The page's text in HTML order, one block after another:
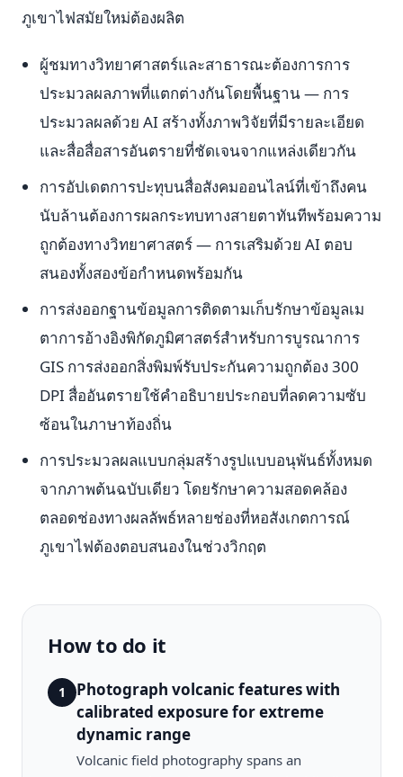
ภูเขาไฟสมัยใหม่ต้องผลิต
ผู้ชมทางวิทยาศาสตร์และสาธารณะต้องการการ
ประมวลผลภาพที่แตกต่างกันโดยพื้นฐาน — การ
ประมวลผลด้วย AI สร้างทั้งภาพวิจัยที่มีรายละเอียด
และสื่อสื่อสารอันตรายที่ชัดเจนจากแหล่งเดียวกัน
การอัปเดตการปะทุบนสื่อสังคมออนไลน์ที่เข้าถึงคน
นับล้านต้องการผลกระทบทางสายตาทันทีพร้อมความ
ถูกต้องทางวิทยาศาสตร์ — การเสริมด้วย AI ตอบ
สนองทั้งสองข้อกำหนดพร้อมกัน
การส่งออกฐานข้อมูลการติดตามเก็บรักษาข้อมูลเม
ตาการอ้างอิงพิกัดภูมิศาสตร์สำหรับการบูรณาการ
GIS การส่งออกสิ่งพิมพ์รับประกันความถูกต้อง 300
DPI สื่ออันตรายใช้คำอธิบายประกอบที่ลดความซับ
ซ้อนในภาษาท้องถิ่น
การประมวลผลแบบกลุ่มสร้างรูปแบบอนุพันธ์ทั้งหมด
จากภาพต้นฉบับเดียว โดยรักษาความสอดคล้อง
ตลอดช่องทางผลลัพธ์หลายช่องที่หอสังเกตการณ์
ภูเขาไฟต้องตอบสนองในช่วงวิกฤต
How to do it
1
Photograph volcanic features with
calibrated exposure for extreme
dynamic range
Volcanic field photography spans an